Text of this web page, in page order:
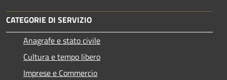
CATEGORIE DI SERVIZIO
Anagrafe e stato civile
Cultura e tempo libero
Imprese e Commercio